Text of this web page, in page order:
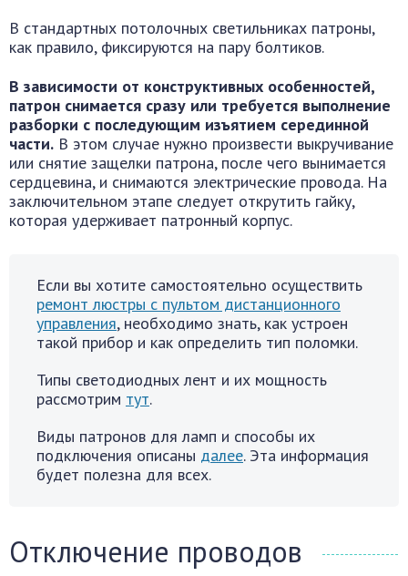
В стандартных потолочных светильниках патроны,
как правило, фиксируются на пару болтиков.
В зависимости от конструктивных особенностей,
патрон снимается сразу или требуется выполнение
разборки с последующим изъятием серединной
части. В этом случае нужно произвести выкручивание
или снятие защелки патрона, после чего вынимается
сердцевина, и снимаются электрические провода. На
заключительном этапе следует открутить гайку,
которая удерживает патронный корпус.
Если вы хотите самостоятельно осуществить
ремонт люстры с пультом дистанционного
управления, необходимо знать, как устроен
такой прибор и как определить тип поломки.
Типы светодиодных лент и их мощность
рассмотрим тут.
Виды патронов для ламп и способы их
подключения описаны далее. Эта информация
будет полезна для всех.
Отключение проводов